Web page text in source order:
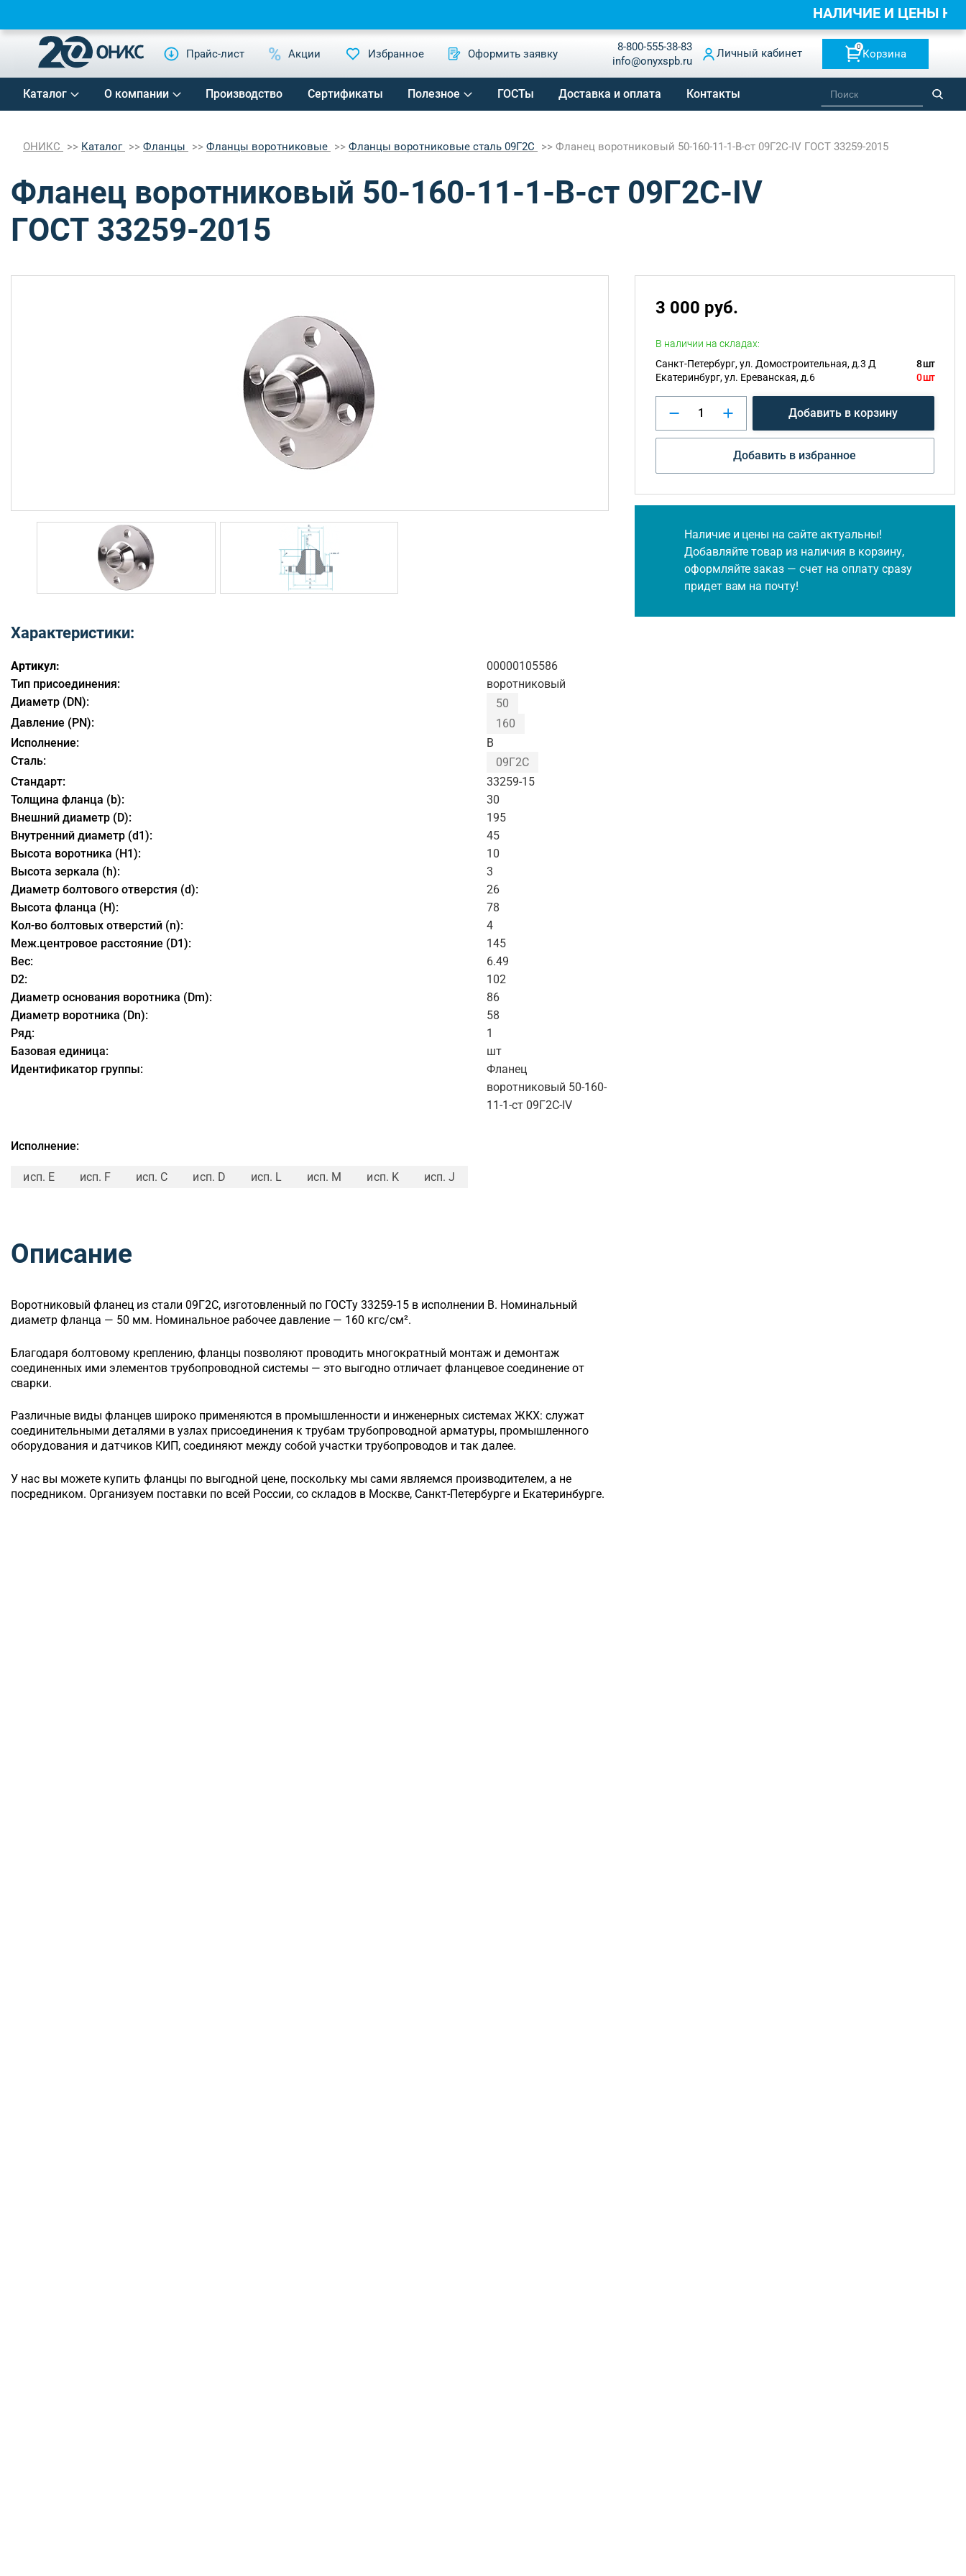
Прайс-лист Акции Избранное Оформить заявку
8-800-555-38-83
info@onyxspb.ru
Личный кабинет
0
Корзина
Каталог О компании Производство Сертификаты Полезное ГОСТы Доставка и оплата Контакты
ОНИКС Каталог Фланцы Фланцы воротниковые Фланцы воротниковые сталь 09Г2С Фланец воротниковый 50-160-11-1-B-ст 09Г2С-IV ГОСТ 33259-2015
Фланец воротниковый 50-160-11-1-B-ст 09Г2С-IV
ГОСТ 33259-2015
Характеристики:
Артикул:
00000105586
Тип присоединения:
воротниковый
Диаметр (DN):
50
Давление (PN):
160
Исполнение:
B
Сталь:
09Г2С
Стандарт:
33259-15
Толщина фланца (b):
30
Внешний диаметр (D):
195
Внутренний диаметр (d1):
45
Высота воротника (H1):
10
Высота зеркала (h):
3
Диаметр болтового отверстия (d):
26
Высота фланца (H):
78
Кол-во болтовых отверстий (n):
4
Меж.центровое расстояние (D1):
145
Вес:
6.49
D2:
102
Диаметр основания воротника (Dm):
86
Диаметр воротника (Dn):
58
Ряд:
1
Базовая единица:
шт
Идентификатор группы:
Фланец
воротниковый 50-160-
11-1-ст 09Г2С-IV
Исполнение:
исп. E исп. F исп. C исп. D исп. L исп. M исп. K исп. J
Описание
Воротниковый фланец из стали 09Г2С, изготовленный по ГОСТу 33259-15 в исполнении B. Номинальный
диаметр фланца — 50 мм. Номинальное рабочее давление — 160 кгс/см².
Благодаря болтовому креплению, фланцы позволяют проводить многократный монтаж и демонтаж
соединенных ими элементов трубопроводной системы — это выгодно отличает фланцевое соединение от
сварки.
Различные виды фланцев широко применяются в промышленности и инженерных системах ЖКХ: служат
соединительными деталями в узлах присоединения к трубам трубопроводной арматуры, промышленного
оборудования и датчиков КИП, соединяют между собой участки трубопроводов и так далее.
У нас вы можете купить фланцы по выгодной цене, поскольку мы сами являемся производителем, а не
посредником. Организуем поставки по всей России, со складов в Москве, Санкт-Петербурге и Екатеринбурге.
3 000 руб.
В наличии на складах:
Санкт-Петербург, ул. Домостроительная, д.3 Д
8 шт
Екатеринбург, ул. Ереванская, д.6
0 шт
Добавить в корзину
Добавить в избранное
Наличие и цены на сайте актуальны!
Добавляйте товар из наличия в корзину,
оформляйте заказ — счет на оплату сразу
придет вам на почту!
НАЛИЧИЕ И ЦЕНЫ